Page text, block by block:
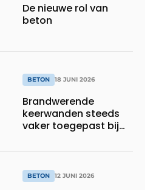
De nieuwe rol van
beton
BETON 18 JUNI 2026
Brandwerende
keerwanden steeds
vaker toegepast bij
BETON 12 JUNI 2026